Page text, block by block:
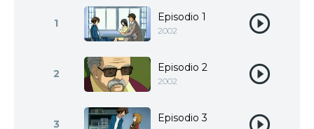
1 Episodio 1
2002
2 Episodio 2
2002
3 Episodio 3